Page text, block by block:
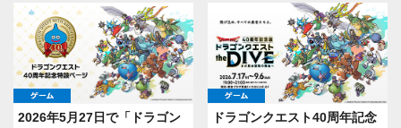
ゲーム
2026年5月27日で「ドラゴン
ゲーム
ドラゴンクエスト40周年記念